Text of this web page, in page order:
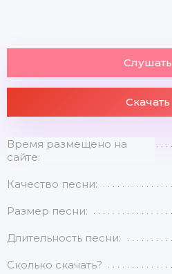
Слушать
Скачать
Время размещено на
сайте:
Качество песни:
Размер песни:
Длительность песни:
Сколько скачать?